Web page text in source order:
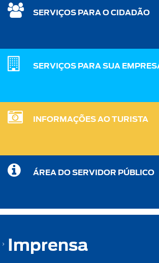
SERVIÇOS PARA O CIDADÃO
SERVIÇOS PARA SUA
INFORMAÇÕES AO TURISTA
ÁREA DO SERVIDOR PÚBLICO
Imprensa